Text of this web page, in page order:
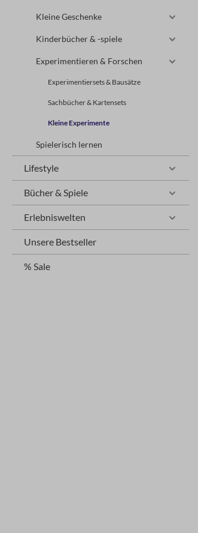
Kleine Geschenke
Kinderbücher & -spiele
Experimentieren & Forschen
Experimentiersets & Bausätze
Sachbücher & Kartensets
Kleine Experimente
Spielerisch lernen
Lifestyle
Bücher & Spiele
Erlebniswelten
Unsere Bestseller
% Sale